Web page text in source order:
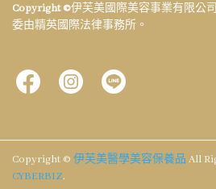
Copyright ©伊芙美國際美容事業有限公
委由精英國際法律事務所。
Copyright © 伊芙美醫學美容保養品 All
CYBERBIZ.